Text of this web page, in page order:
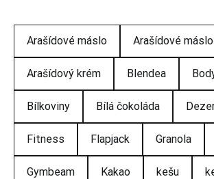
Arašídové máslo Arašídové
Arašídový krém Blendea
Bílkoviny Bílá čokoláda
Fitness Flapjack Granola
Gymbeam Kakao kešu